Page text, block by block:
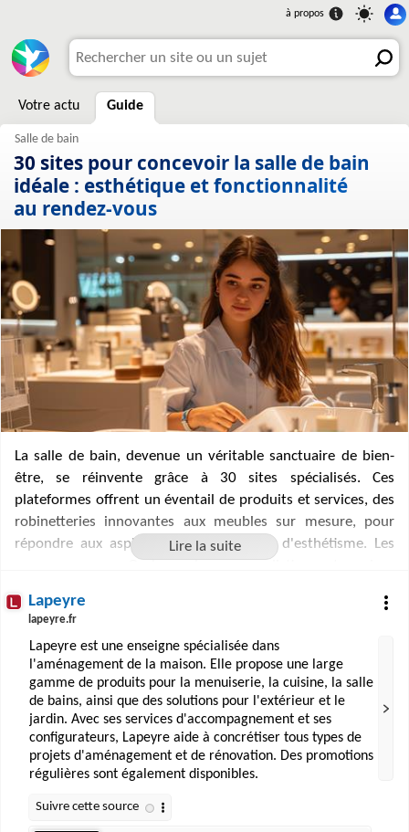
Votre actu Guide
30 sites pour concevoir la salle de bain
idéale : esthétique et fonctionnalité
au rendez-vous
La salle de bain, devenue un véritable sanctuaire de bien-
être, se réinvente grâce à 30 sites spécialisés. Ces
plateformes offrent un éventail de produits et services, des
robinetteries innovantes aux meubles sur mesure, pour
répondre aux aspirations de confort et d'esthétisme. Les
solutions personnalisées qui transforment cet espace en
des conseils experts, ces sites accompagnent les projets de
A à Z, assurant une harmonie parfaite entre fonctionnalité
et élégance.
Lapeyre
lapeyre.fr
Lapeyre est une enseigne spécialisée dans
l'aménagement de la maison. Elle propose une large
gamme de produits pour la menuiserie, la cuisine, la salle
de bains, ainsi que des solutions pour l'extérieur et le
jardin. Avec ses services d'accompagnement et ses
configurateurs, Lapeyre aide à concrétiser tous types de
projets d'aménagement et de rénovation. Des promotions
régulières sont également disponibles.